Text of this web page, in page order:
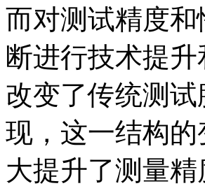
而对测试精度
断进行技术提
改变了传统测
现，这一结构
大提升了测量